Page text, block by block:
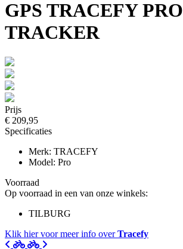
GPS TRACEFY PRO
TRACKER
Prijs
€ 209,95
Specificaties
Merk: TRACEFY
Model: Pro
Voorraad
Op voorraad in een van onze winkels:
TILBURG
Klik hier voor meer info overTracefy